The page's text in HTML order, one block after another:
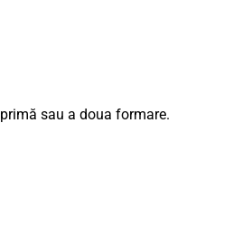
sau a doua formare.